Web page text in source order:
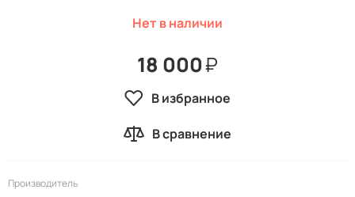
Нет в наличии
18 000₽
В избранное
В сравнение
Производитель